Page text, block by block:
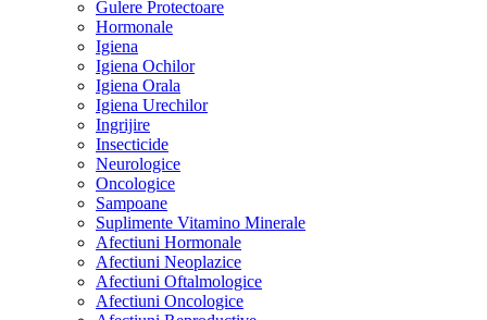
Gulere Protectoare
Hormonale
Igiena
Igiena Ochilor
Igiena Orala
Igiena Urechilor
Ingrijire
Insecticide
Neurologice
Oncologice
Sampoane
Suplimente Vitamino Minerale
Afectiuni Hormonale
Afectiuni Neoplazice
Afectiuni Oftalmologice
Afectiuni Oncologice